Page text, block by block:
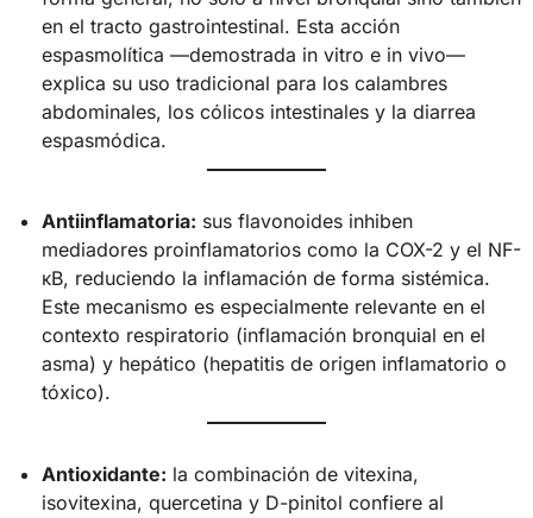
en el tracto gastrointestinal. Esta acción
espasmolítica —demostrada in vitro e in vivo—
explica su uso tradicional para los calambres
abdominales, los cólicos intestinales y la diarrea
espasmódica.
Antiinflamatoria: sus flavonoides inhiben
mediadores proinflamatorios como la COX-2 y el NF-
κB, reduciendo la inflamación de forma sistémica.
Este mecanismo es especialmente relevante en el
contexto respiratorio (inflamación bronquial en el
asma) y hepático (hepatitis de origen inflamatorio o
tóxico).
Antioxidante: la combinación de vitexina,
isovitexina, quercetina y D-pinitol confiere al